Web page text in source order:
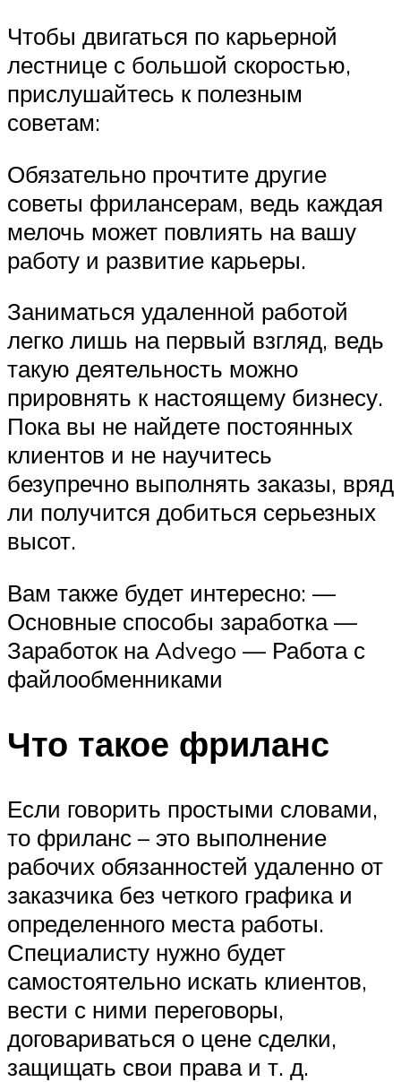
Чтобы двигаться по карьерной
лестнице с большой скоростью,
прислушайтесь к полезным
советам:
Обязательно прочтите другие
советы фрилансерам, ведь каждая
мелочь может повлиять на вашу
работу и развитие карьеры.
Заниматься удаленной работой
легко лишь на первый взгляд, ведь
такую деятельность можно
прировнять к настоящему бизнесу.
Пока вы не найдете постоянных
клиентов и не научитесь
безупречно выполнять заказы, вряд
ли получится добиться серьезных
высот.
Вам также будет интересно: —
Основные способы заработка —
Заработок на Advego — Работа с
файлообменниками
Что такое фриланс
Если говорить простыми словами,
то фриланс – это выполнение
рабочих обязанностей удаленно от
заказчика без четкого графика и
определенного места работы.
Специалисту нужно будет
самостоятельно искать клиентов,
вести с ними переговоры,
договариваться о цене сделки,
защищать свои права и т. д.